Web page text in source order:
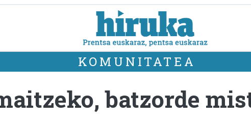
KOMUNITATEA
batzorde